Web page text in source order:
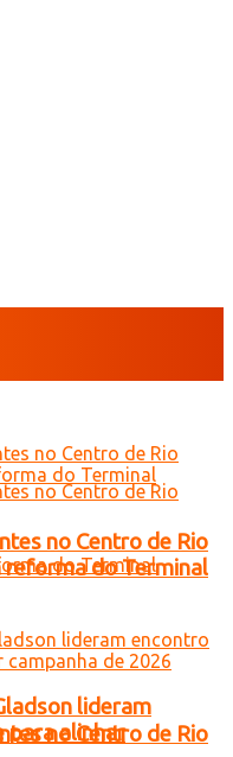
no Centro de Rio
no Centro de Rio
do Terminal
lideram
para alinhar